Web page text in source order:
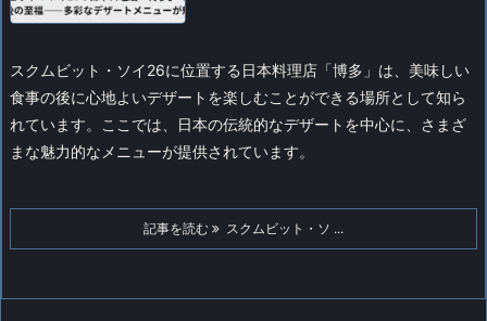
スクムビット・ソイ26に位置する日本料理店「博多」は、美味しい
食事の後に心地よいデザートを楽しむことができる場所として知ら
れています。ここでは、日本の伝統的なデザートを中心に、さまざ
まな魅力的なメニューが提供されています。
記事を読む スクムビット・ソ ...